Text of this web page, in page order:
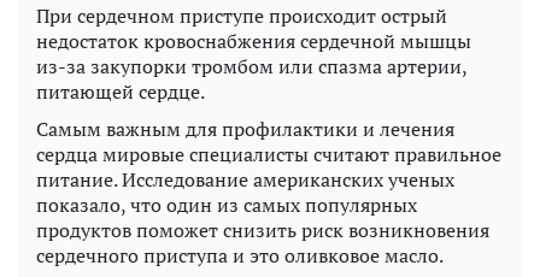
При сердечном приступе происходит острый
недостаток кровоснабжения сердечной мышцы
из-за закупорки тромбом или спазма артерии,
питающей сердце.
Самым важным для профилактики и лечения
сердца мировые специалисты считают правильное
питание. Исследование американских ученых
показало, что один из самых популярных
продуктов поможет снизить риск возникновения
сердечного приступа и это оливковое масло.